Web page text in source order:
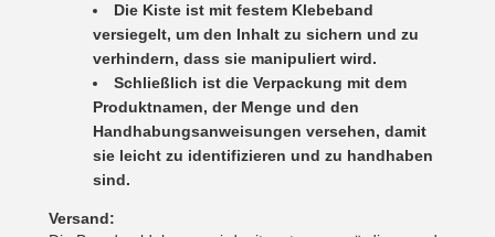
Die Kiste ist mit festem Klebeband
versiegelt, um den Inhalt zu sichern und zu
verhindern, dass sie manipuliert wird.
Schließlich ist die Verpackung mit dem
Produktnamen, der Menge und den
Handhabungsanweisungen versehen, damit
sie leicht zu identifizieren und zu handhaben
sind.
Versand: